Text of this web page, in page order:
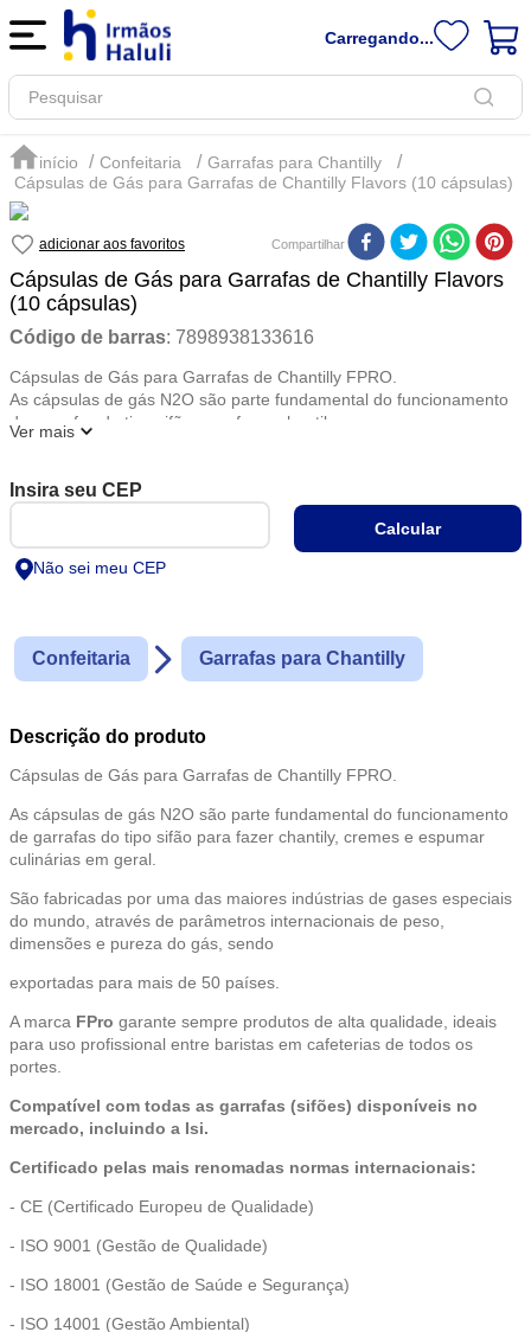
Carregando...
Pesquisar
Confeitaria
Garrafas para Chantilly
Cápsulas de Gás para Garrafas de Chantilly Flavors (10 cápsulas)
Compartilhar
Cápsulas de Gás para Garrafas de Chantilly Flavors
(10 cápsulas)
Código de barras: 7898938133616
Cápsulas de Gás para Garrafas de Chantilly FPRO.
As cápsulas de gás N2O são parte fundamental do funcionamento
de garrafas do tipo sifão para fazer chantily, cremes e espumar
do mundo, através de parâmetros internacionais de peso,
dimensões e pureza do gás, sendo
Ver mais
Não sei meu CEP
Confeitaria Garrafas para Chantilly
Descrição do produto
Cápsulas de Gás para Garrafas de Chantilly FPRO.
As cápsulas de gás N2O são parte fundamental do funcionamento
de garrafas do tipo sifão para fazer chantily, cremes e espumar
culinárias em geral.
São fabricadas por uma das maiores indústrias de gases especiais
do mundo, através de parâmetros internacionais de peso,
dimensões e pureza do gás, sendo
exportadas para mais de 50 países.
A marca FPro garante sempre produtos de alta qualidade, ideais
para uso profissional entre baristas em cafeterias de todos os
portes.
Compatível com todas as garrafas (sifões) disponíveis no
mercado, incluindo a Isi.
Certificado pelas mais renomadas normas internacionais:
- CE (Certificado Europeu de Qualidade)
- ISO 9001 (Gestão de Qualidade)
- ISO 18001 (Gestão de Saúde e Segurança)
- ISO 14001 (Gestão Ambiental)